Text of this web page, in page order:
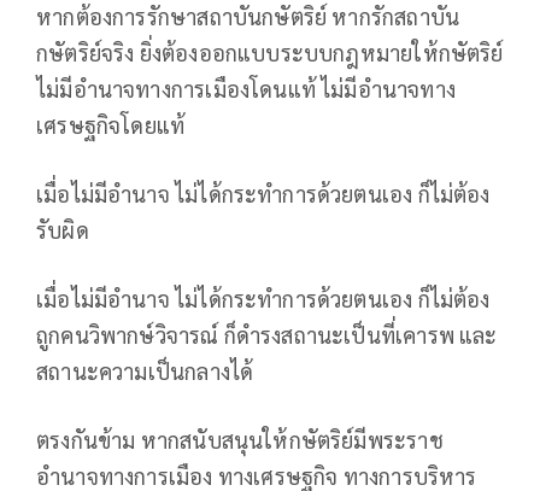
หากต้องการรักษาสถาบันกษัตริย์ หากรักสถาบัน
กษัตริย์จริง ยิ่งต้องออกแบบระบบกฎหมายให้กษัตริย์
ไม่มีอำนาจทางการเมืองโดนแท้ ไม่มีอำนาจทาง
เศรษฐกิจโดยแท้
เมื่อไม่มีอำนาจ ไม่ได้กระทำการด้วยตนเอง ก็ไม่ต้อง
รับผิด
เมื่อไม่มีอำนาจ ไม่ได้กระทำการด้วยตนเอง ก็ไม่ต้อง
ถูกคนวิพากษ์วิจารณ์ ก็ดำรงสถานะเป็นที่เคารพ และ
สถานะความเป็นกลางได้
ตรงกันข้าม หากสนับสนุนให้กษัตริย์มีพระราช
อำนาจทางการเมือง ทางเศรษฐกิจ ทางการบริหาร